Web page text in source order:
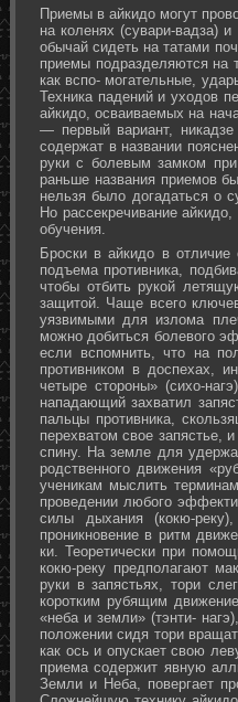
Приемы в айкидо могут
на коленях (сувари-вадза)
обычай сидеть на татами
приемы подразделяются на
как вспо- могательные,
Техника падений и уходов
айкидо, осваиваемых на
— первый вариант,
содержат в названии
руки с болевым замком при
раньше названия приемов
нельзя было догадаться о
Но рассекречивание
обучения.
Броски в айкидо в
подъема противника,
чтобы отбить рукой
защитой. Чаще всего
уязвимыми для излома
можно добиться болевого
если вспомнить, что на
противником в доспехах,
четыре стороны» (сихо-
нападающий захватил
пальцы противника,
перехватом свое запястье,
спину. На земле для
родственного движения
ученикам мыслить
проведении любого
силы дыхания (кокю-
проникновение в ритм
ки. Теоретически при
кокю-реку предполагают
руки в запястьях, тори
коротким рубящим
«неба и земли» (тэнти-
положении сидя тори
как ось и опускает свою
приема содержит явную
Земли и Неба, повергает